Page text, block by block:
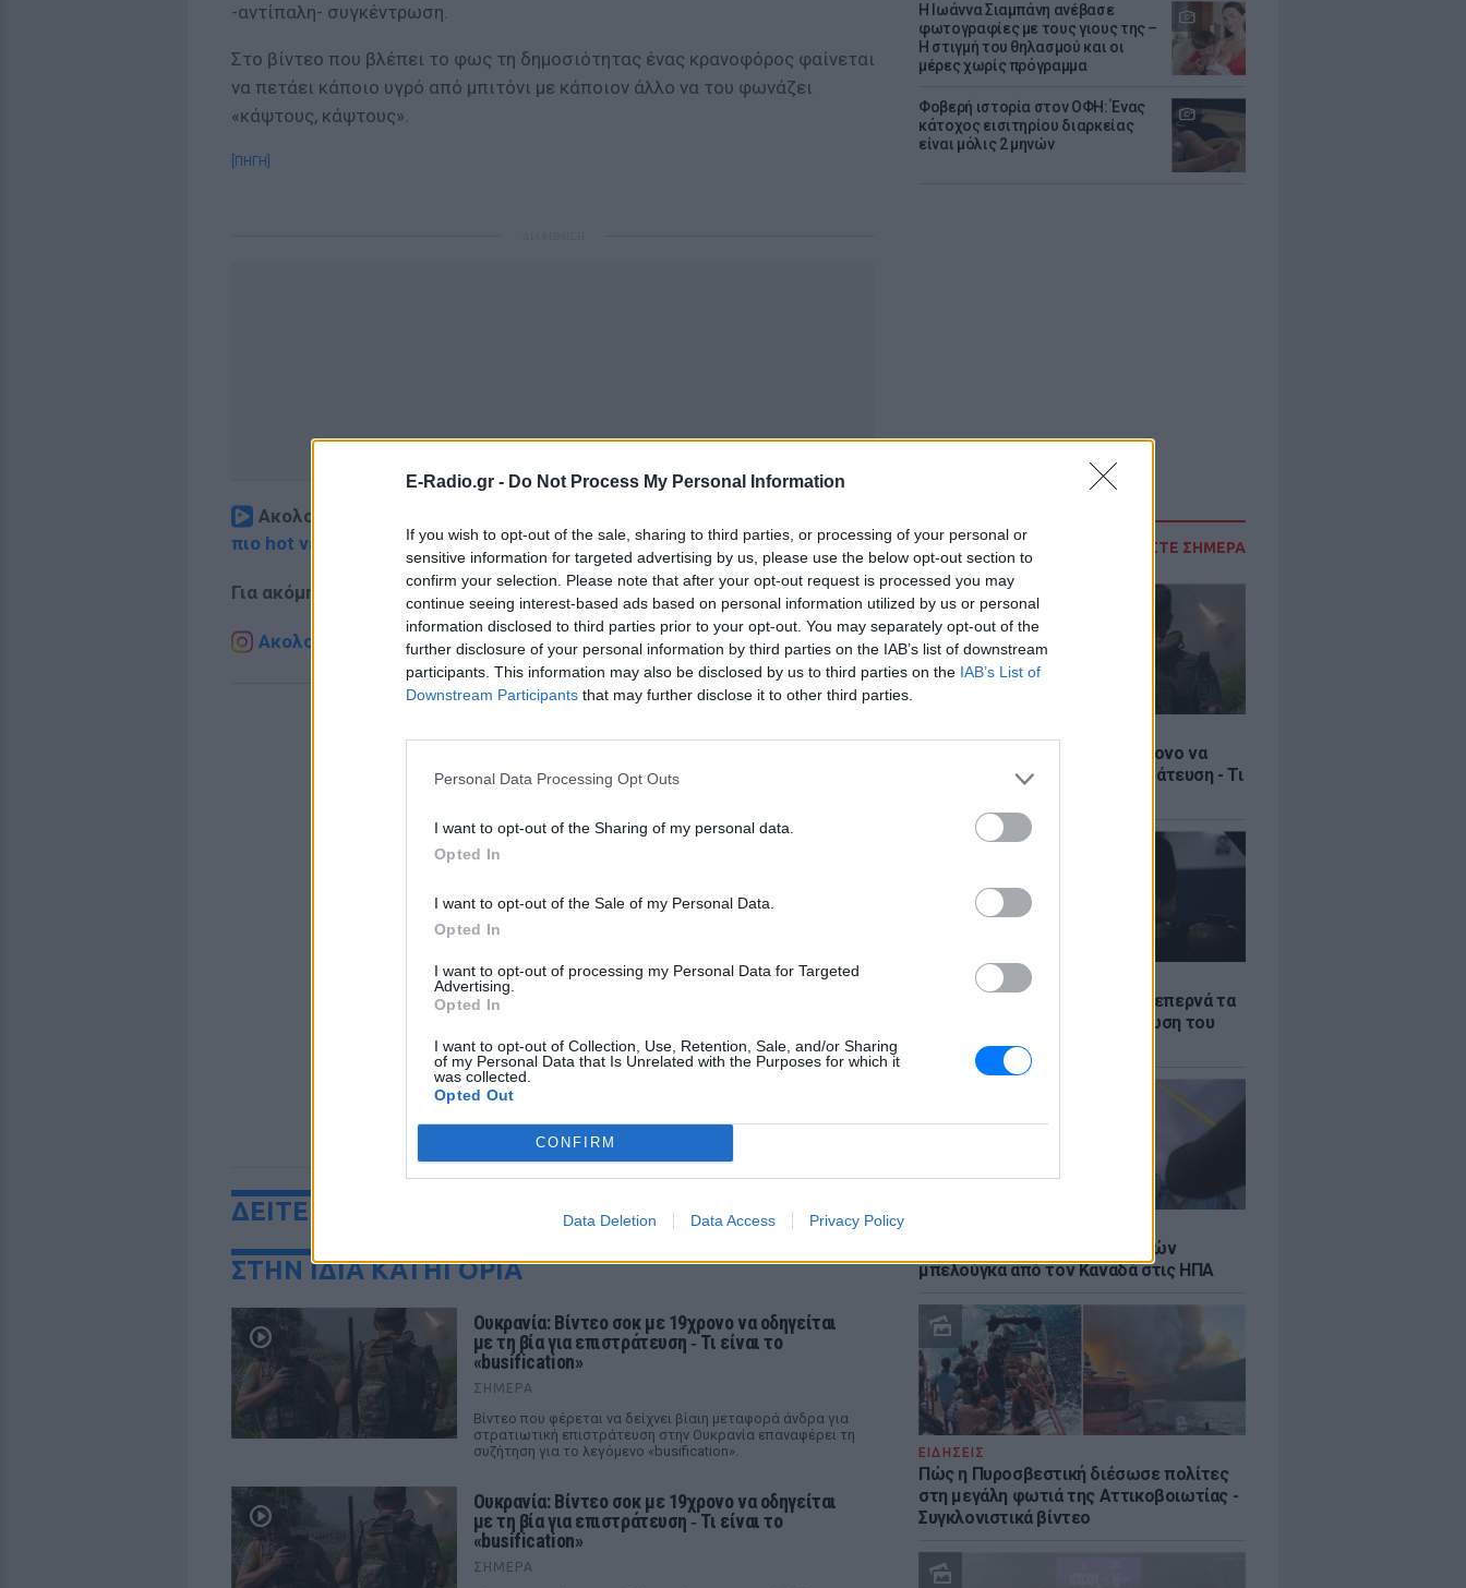
E-Radio.gr - Do Not Process My Personal Information
If you wish to opt-out of the sale, sharing to third parties, or processing of your personal or
sensitive information for targeted advertising by us, please use the below opt-out section to
confirm your selection. Please note that after your opt-out request is processed you may
continue seeing interest-based ads based on personal information utilized by us or personal
information disclosed to third parties prior to your opt-out. You may separately opt-out of the
further disclosure of your personal information by third parties on the IAB’s list of downstream
participants. This information may also be disclosed by us to third parties on the IAB’s List of
Downstream Participants that may further disclose it to other third parties.
Personal Data Processing Opt Outs
I want to opt-out of the Sharing of my personal data.
Opted In
I want to opt-out of the Sale of my Personal Data.
Opted In
I want to opt-out of processing my Personal Data for Targeted
Advertising.
Opted In
I want to opt-out of Collection, Use, Retention, Sale, and/or Sharing
of my Personal Data that Is Unrelated with the Purposes for which it
was collected.
Opted Out
CONFIRM
Data Deletion Data Access Privacy Policy
H Ιωάννα Σιαμπάνη ανέβασε
φωτογραφίες με τους γιους της –
Η στιγμή του θηλασμού και οι
μέρες χωρίς πρόγραμμα
Φοβερή ιστορία στον ΟΦΗ: Ένας
κάτοχος εισιτηρίου διαρκείας
είναι μόλις 2 μηνών
ΔΙΑΒΑΣΤΕ ΣΗΜΕΡΑ
Ουκρανία: Βίντεο σοκ με 19χρονο να
οδηγείται με τη βία για επιστράτευση - Τι
ΕΙΔΗΣΕΙΣ
Καύσιμα «φωτιά»: Η βενζίνη ξεπερνά τα
2 ευρώ το λίτρο παρά την πτώση του
αργού πετρελαίου διεθνώς
Ιστορική μεταφορά 30 φαλαινών
μπελούγκα από τον Καναδά στις ΗΠΑ
ΕΙΔΗΣΕΙΣ
Πώς η Πυροσβεστική διέσωσε πολίτες
στη μεγάλη φωτιά της Αττικοβοιωτίας -
Συγκλονιστικά βίντεο
-αντίπαλη- συγκέντρωση.
Στο βίντεο που βλέπει το φως τη δημοσιότητας ένας κρανοφόρος φαίνεται
να πετάει κάποιο υγρό από μπιτόνι με κάποιον άλλο να του φωνάζει
«κάψτους, κάψτους».
[ΠΗΓΗ]
Ακολουθήστε το E-Radio.gr στο
πιο hot νέα
Για ακόμη περισσότερανέα, μπείτε στηνροή ειδήσεωντου E-Daily.gr
Ακολουθήστε το E-Radio.gr και στο Instagram
ΔΕΙΤΕ ΕΠΙΣΗΣ
ΣΤΗΝ ΙΔΙΑ ΚΑΤΗΓΟΡΙΑ
Ουκρανία: Βίντεο σοκ με 19χρονο να οδηγείται
με τη βία για επιστράτευση ‑ Τι είναι το
«busification»
ΣΉΜΕΡΑ
Βίντεο που φέρεται να δείχνει βίαιη μεταφορά άνδρα για
στρατιωτική επιστράτευση στην Ουκρανία επαναφέρει τη
συζήτηση για το λεγόμενο «busification».
Ουκρανία: Βίντεο σοκ με 19χρονο να οδηγείται
με τη βία για επιστράτευση ‑ Τι είναι το
«busification»
ΣΉΜΕΡΑ